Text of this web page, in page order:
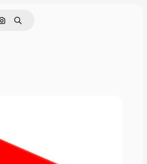
Buscar por imagen
Buscar